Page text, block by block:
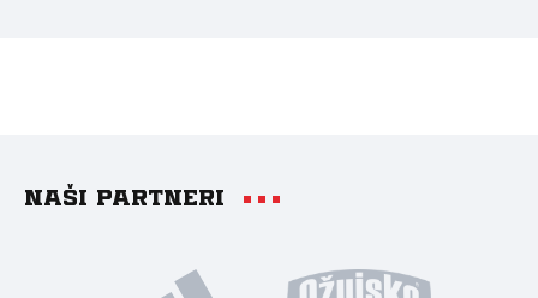
Naši partneri